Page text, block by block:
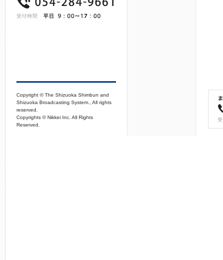
Copyright © The Shizuoka Shimbun and
Shizuoka Broadcasting System., All rights
reserved.
Copyrights © Nikkei Inc. All Rights
Reserved.